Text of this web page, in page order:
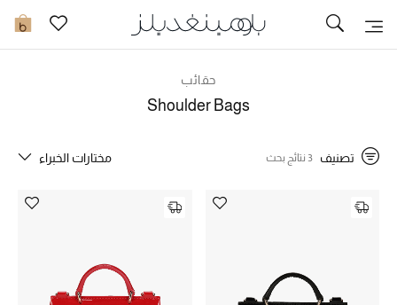
0 تخفيضات
مزيد من التخفيضات
النساء
حقائب
Shoulder Bags
تصنيف 3 نتائج بحث مختارات الخبراء